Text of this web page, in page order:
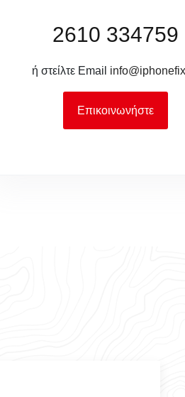
2610 334759
ή στείλτε Email
Επικοινωνήστε